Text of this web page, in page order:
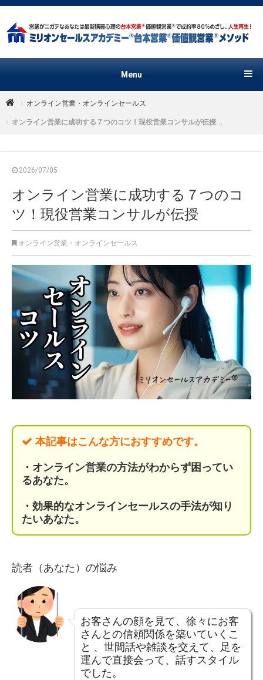
Menu
オンライン営業・オンラインセールス
オンライン営業に成功する７つのコツ！現役営業コンサルが伝授...
2026/07/05
オンライン営業に成功する７つのコ
ツ！現役営業コンサルが伝授
オンライン営業・オンラインセールス
本記事はこんな方におすすめです。
・オンライン営業の方法がわからず困ってい
るあなた。
・効果的なオンラインセールスの手法が知り
たいあなた。
読者（あなた）の悩み
お客さんの顔を見て、徐々にお客
さんとの信頼関係を築いていくこ
と 、世間話や雑談を交えて、足を
運んで直接会って、話すスタイル
でした。